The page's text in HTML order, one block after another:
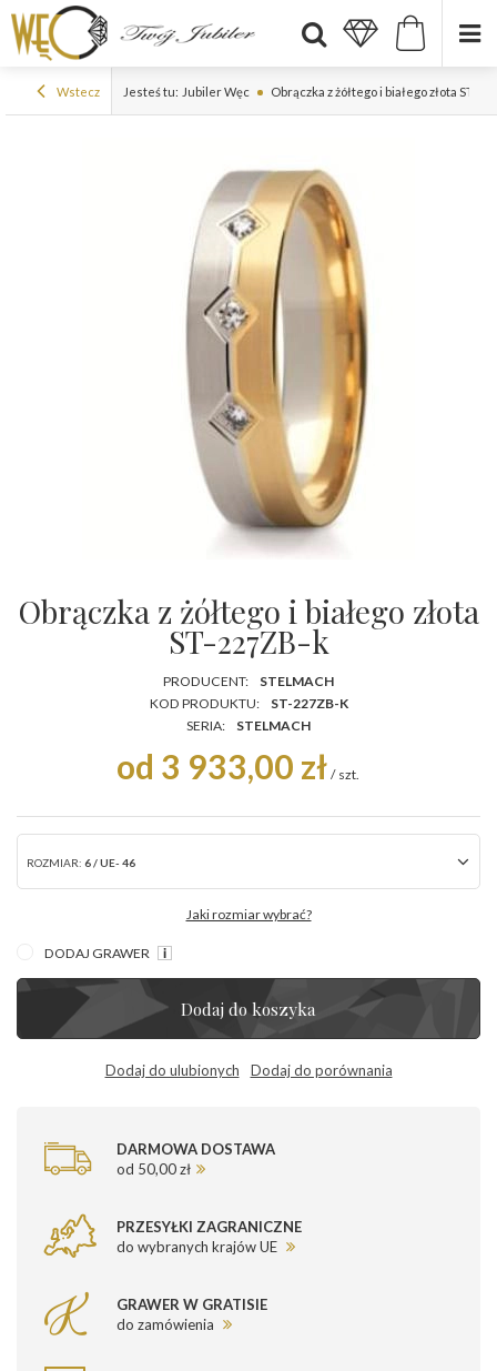
Wstecz Jesteś tu: Jubiler Węc Obrączka z żółtego i białego złota ST-
Obrączka z żółtego i białego złota
ST-227ZB-k
PRODUCENT:
STELMACH
KOD PRODUKTU:
ST-227ZB-K
SERIA:
STELMACH
od 3 933,00 zł / szt.
ROZMIAR: 6 / UE- 46
Jaki rozmiar wybrać?
DODAJ GRAWER
Dodaj do koszyka
Dodaj do ulubionych Dodaj do porównania
DARMOWA DOSTAWA
od 50,00 zł
PRZESYŁKI ZAGRANICZNE
do wybranych krajów UE
GRAWER W GRATISIE
do zamówienia